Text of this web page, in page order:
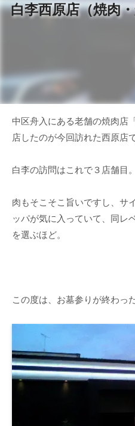
白李西原店（焼肉
中区舟入にある老舗の焼肉店
店したのが今回訪れた西原店で
白李の訪問はこれで３店舗目。
肉もそこそこ旨いですし、サ
ッパが気に入っていて、同レ
を選ぶほど。
この度は、お墓参りが終わっ